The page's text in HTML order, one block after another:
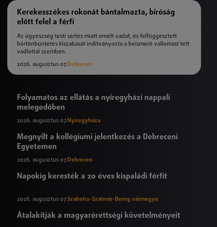
Kerekesszékes rokonát bántalmazta, bíróság
előtt felel a férfi
Az ügyészség testi sértés miatt emelt vádat, és felfüggesztett
börtönbüntetés kiszabását indítványozta a beismerő vallomást tett
vádlottal szemben.
2026. augusztus 07.Debrecen
Folyamatos az ellátás a nyíregyházi nappali
melegedőben
2026. augusztus 07. Nyíregyháza
Megnyílt a kollégiumi jelentkezés a Debreceni
Egyetemen
2026. augusztus 07.Debrecen
Napokig keresték a 20 éves kispaládi férfit
2026. augusztus 07.Szabolcs-Szatmár-Bereg vármegye
Átalakítják a magyarérettségi követelményeit